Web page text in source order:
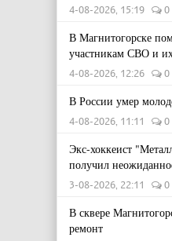
4-08-2026, 15:19 0
В Магнитогорске
участникам СВО и
4-08-2026, 12:26 0
В России умер
4-08-2026, 11:11 0
Экс-хоккеист
получил
3-08-2026, 22:11 0
В сквере
ремонт